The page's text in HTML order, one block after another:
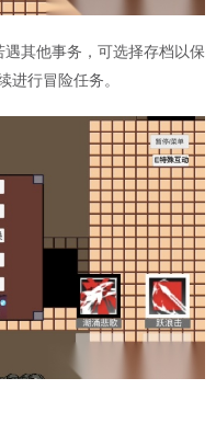
其他事务，可选择存档以保
进行冒险任务。